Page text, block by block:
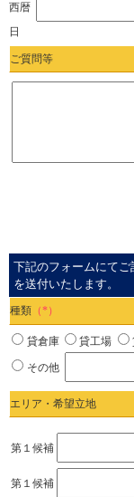
西暦
日
ご質問等
下記のフォームにて
を送付いたします。
種類 （*）
貸倉庫 貸工場
その他
エリア・希望立地
第１候補
第１候補